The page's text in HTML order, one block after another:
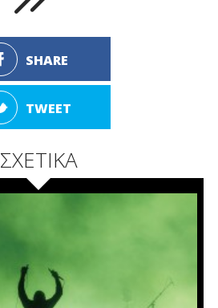
SHARE
TWEET
ΣΧΕΤΙΚΑ